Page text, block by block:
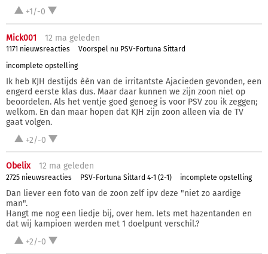
+1/-0
Mick001 12 ma geleden
1171 nieuwsreacties
Voorspel nu PSV-Fortuna Sittard
incomplete opstelling
Ik heb KJH destijds èèn van de irritantste Ajacieden gevonden, een
engerd eerste klas dus. Maar daar kunnen we zijn zoon niet op
beoordelen. Als het ventje goed genoeg is voor PSV zou ik zeggen;
welkom. En dan maar hopen dat KJH zijn zoon alleen via de TV
gaat volgen.
+2/-0
Obelix 12 ma geleden
2725 nieuwsreacties PSV-Fortuna Sittard 4-1 (2-1) incomplete opstelling
Dan liever een foto van de zoon zelf ipv deze "niet zo aardige
man".
Hangt me nog een liedje bij, over hem. Iets met hazentanden en
dat wij kampioen werden met 1 doelpunt verschil.?
+2/-0